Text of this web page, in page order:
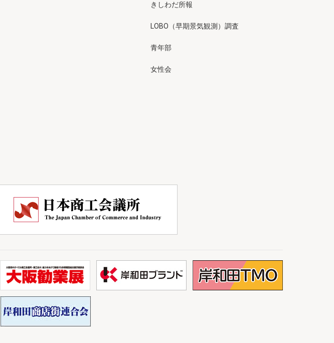
きしわだ所報
LOBO（早期景気観測）調査
青年部
女性会